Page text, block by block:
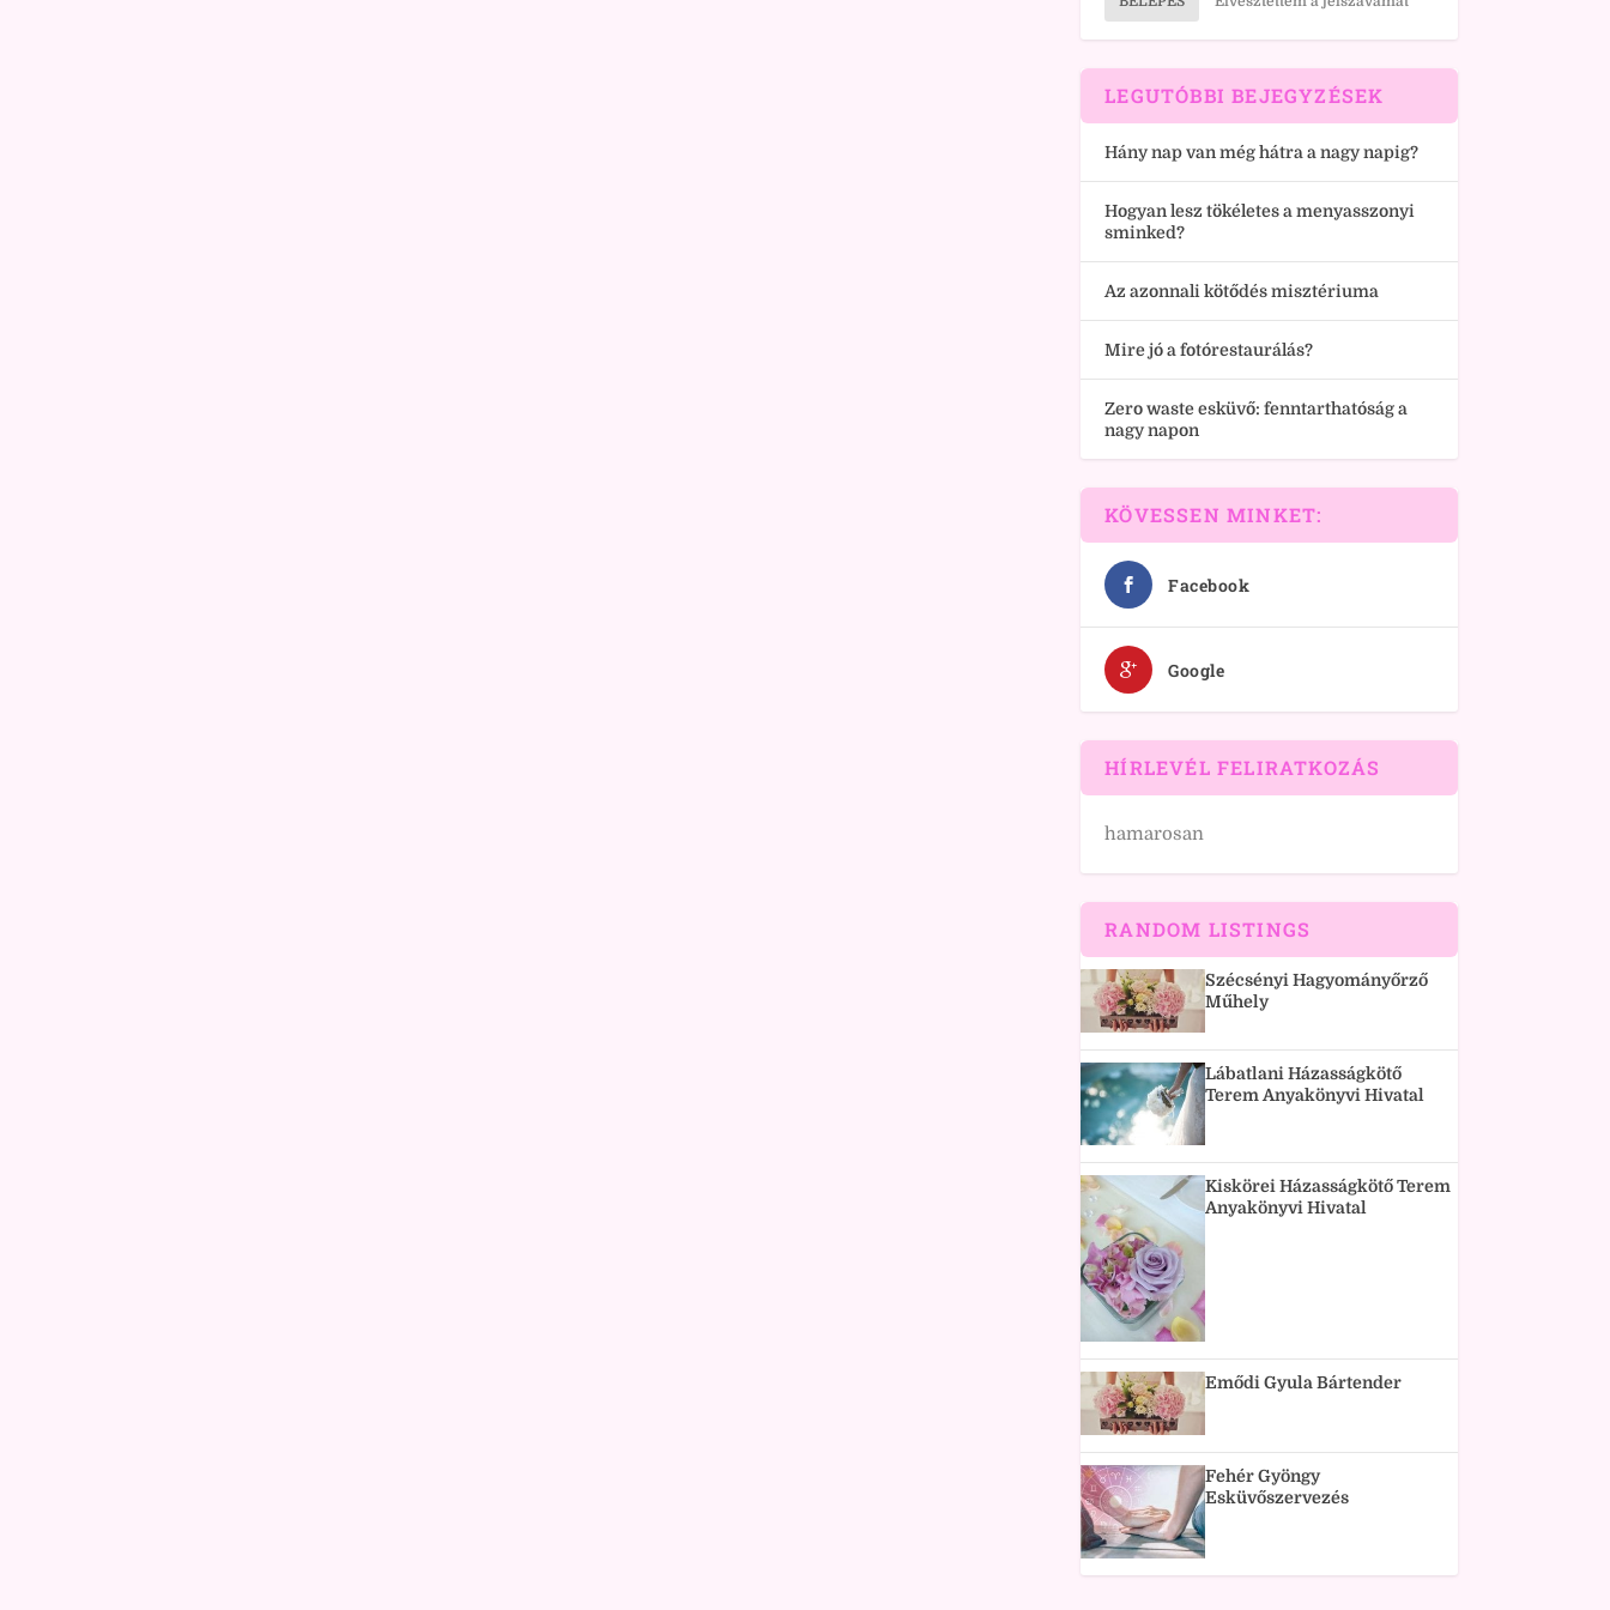
LEGUTÓBBI BEJEGYZÉSEK
Hány nap van még hátra a nagy napig?
Hogyan lesz tökéletes a menyasszonyi
sminked?
Az azonnali kötődés misztériuma
Mire jó a fotórestaurálás?
Zero waste esküvő: fenntarthatóság a
nagy napon
KÖVESSEN MINKET:
Facebook
Google
HÍRLEVÉL FELIRATKOZÁS
hamarosan
RANDOM LISTINGS
Szécsényi Hagyományőrző
Műhely
Lábatlani Házasságkötő
Terem Anyakönyvi Hivatal
Kiskörei Házasságkötő Terem
Anyakönyvi Hivatal
Emődi Gyula Bártender
Fehér Gyöngy
Esküvőszervezés